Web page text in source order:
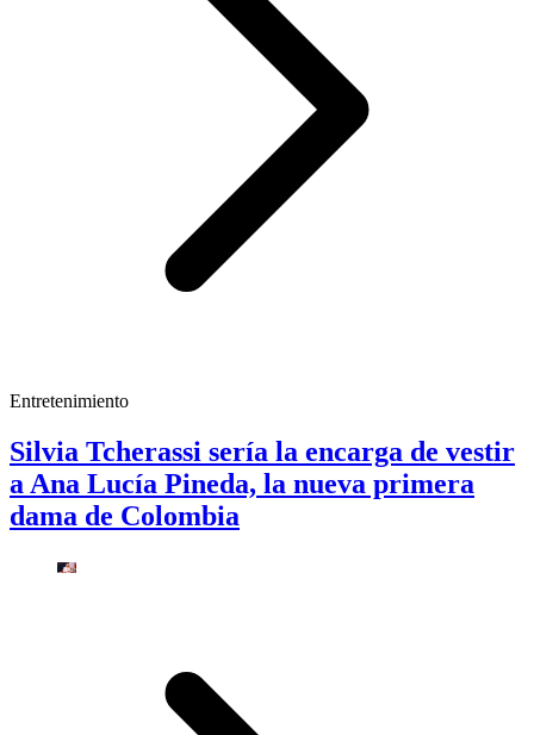
Entretenimiento
Silvia Tcherassi sería la encarga de vestir
a Ana Lucía Pineda, la nueva primera
dama de Colombia